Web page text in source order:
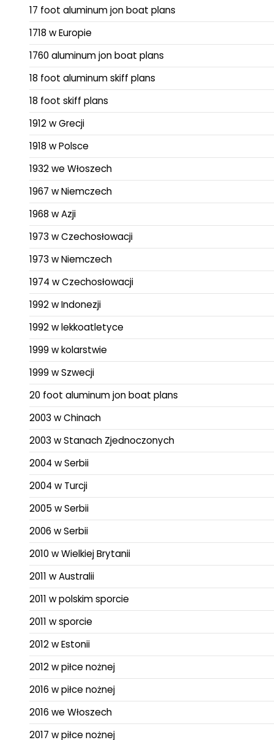
17 foot aluminum jon boat plans
1718 w Europie
1760 aluminum jon boat plans
18 foot aluminum skiff plans
18 foot skiff plans
1912 w Grecji
1918 w Polsce
1932 we Włoszech
1967 w Niemczech
1968 w Azji
1973 w Czechosłowacji
1973 w Niemczech
1974 w Czechosłowacji
1992 w Indonezji
1992 w lekkoatletyce
1999 w kolarstwie
1999 w Szwecji
20 foot aluminum jon boat plans
2003 w Chinach
2003 w Stanach Zjednoczonych
2004 w Serbii
2004 w Turcji
2005 w Serbii
2006 w Serbii
2010 w Wielkiej Brytanii
2011 w Australii
2011 w polskim sporcie
2011 w sporcie
2012 w Estonii
2012 w piłce nożnej
2016 w piłce nożnej
2016 we Włoszech
2017 w piłce nożnej